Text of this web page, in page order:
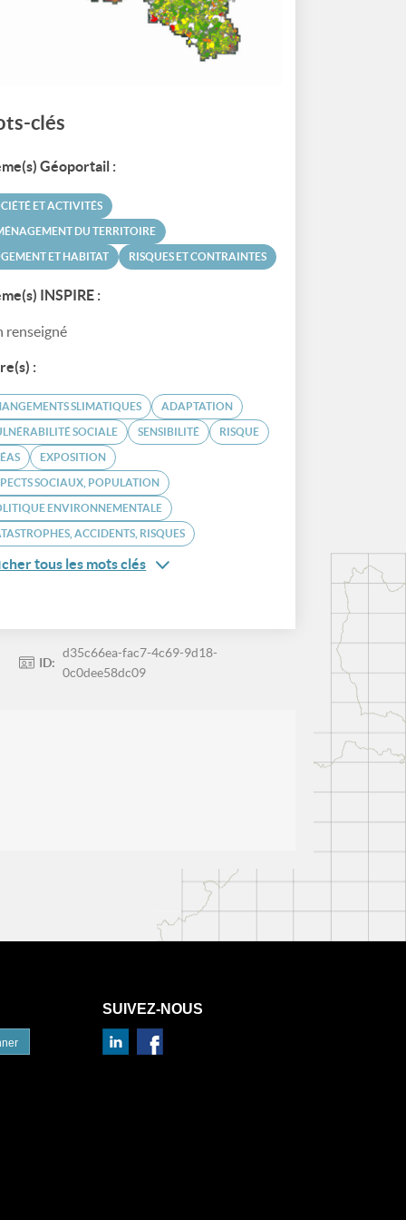
clés
Géoportail :
ET ACTIVITÉS
DU TERRITOIRE
ET HABITAT RISQUES ET CONTRAINTES
INSPIRE :
renseigné
:
SLIMATIQUES ADAPTATION
SOCIALE SENSIBILITÉ RISQUE
EXPOSITION
SOCIAUX, POPULATION
ENVIRONNEMENTALE
ACCIDENTS, RISQUES
tous les mots clés
ID:
d35c66ea-fac7-4c69-9d18-
0c0dee58dc09
SUIVEZ-NOUS